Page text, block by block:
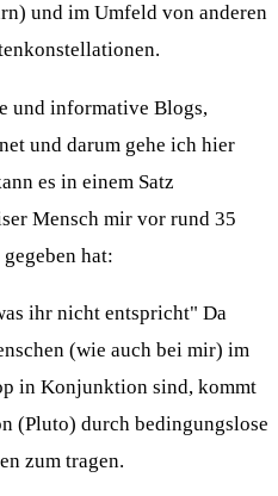
und im Umfeld von anderen
und informative Blogs,
und darum gehe ich hier
es in einem Satz
Mensch mir vor rund 35
hat:
ihr nicht entspricht" Da
(wie auch bei mir) im
in Konjunktion sind, kommt
(Pluto) durch bedingungslose
zum tragen.